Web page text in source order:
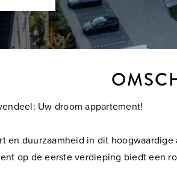
Uw droom appartement!
en duurzaamheid in dit
op de eerste verdieping biedt een